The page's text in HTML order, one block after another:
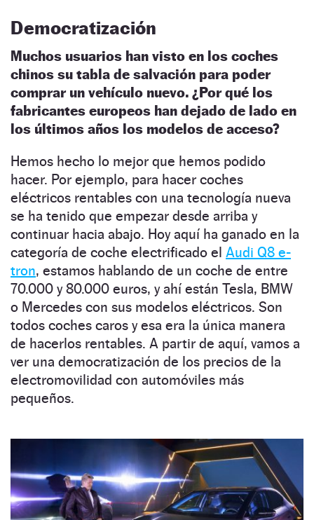
Democratización
Muchos usuarios han visto en los coches
chinos su tabla de salvación para poder
comprar un vehículo nuevo. ¿Por qué los
fabricantes europeos han dejado de lado en
los últimos años los modelos de acceso?
Hemos hecho lo mejor que hemos podido
hacer. Por ejemplo, para hacer coches
eléctricos rentables con una tecnología nueva
se ha tenido que empezar desde arriba y
continuar hacia abajo. Hoy aquí ha ganado en la
categoría de coche electrificado el Audi Q8 e-
tron, estamos hablando de un coche de entre
70.000 y 80.000 euros, y ahí están Tesla, BMW
o Mercedes con sus modelos eléctricos. Son
todos coches caros y esa era la única manera
de hacerlos rentables. A partir de aquí, vamos a
ver una democratización de los precios de la
electromovilidad con automóviles más
pequeños.